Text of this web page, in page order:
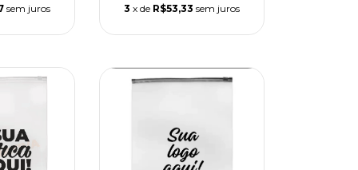
sem juros 3 x de R$53,33 sem juros